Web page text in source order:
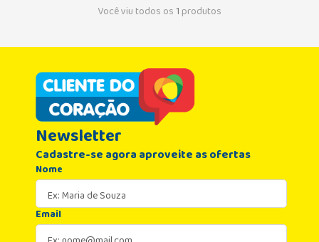
Você viu todos os1produtos
Newsletter
Cadastre-se agora aproveite as ofertas
Nome
Email